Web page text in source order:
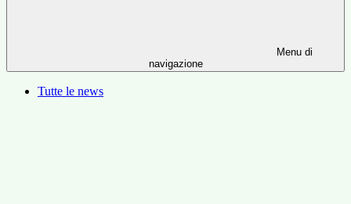
Menu di
navigazione
Tutte le news